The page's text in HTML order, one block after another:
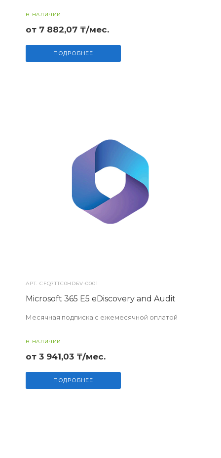
индикаторов, оно помог...
В НАЛИЧИИ
от 7 882,07 ₸/мес.
ПОДРОБНЕЕ
АРТ.CFQ7TTC0HD6V-0001
Microsoft 365 E5 eDiscovery and Audit
Месячная подписка с ежемесячной оплатой
В НАЛИЧИИ
от 3 941,03 ₸/мес.
ПОДРОБНЕЕ